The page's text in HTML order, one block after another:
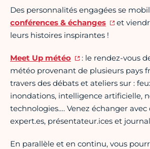
Des personnalités engagées se
conférences & échanges
et
leurs histoires inspirantes !
Meet Up météo
: le rendez-vous
météo provenant de plusieurs pays
travers des débats et ateliers sur :
inondations, intelligence artificielle,
technologies…. Venez échanger avec
expert.es, présentateur.ices et
En parallèle et en continu, vous